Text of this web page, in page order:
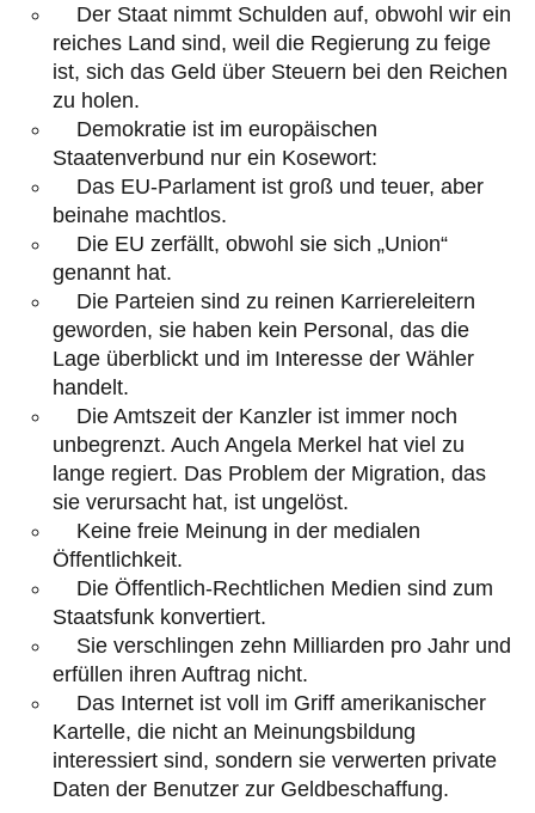
Der Staat nimmt Schulden auf, obwohl wir ein
reiches Land sind, weil die Regierung zu feige
ist, sich das Geld über Steuern bei den Reichen
zu holen.
Demokratie ist im europäischen
Staatenverbund nur ein Kosewort:
Das EU-Parlament ist groß und teuer, aber
beinahe machtlos.
Die EU zerfällt, obwohl sie sich „Union“
genannt hat.
Die Parteien sind zu reinen Karriereleitern
geworden, sie haben kein Personal, das die
Lage überblickt und im Interesse der Wähler
handelt.
Die Amtszeit der Kanzler ist immer noch
unbegrenzt. Auch Angela Merkel hat viel zu
lange regiert. Das Problem der Migration, das
sie verursacht hat, ist ungelöst.
Keine freie Meinung in der medialen
Öffentlichkeit.
Die Öffentlich-Rechtlichen Medien sind zum
Staatsfunk konvertiert.
Sie verschlingen zehn Milliarden pro Jahr und
erfüllen ihren Auftrag nicht.
Das Internet ist voll im Griff amerikanischer
Kartelle, die nicht an Meinungsbildung
interessiert sind, sondern sie verwerten private
Daten der Benutzer zur Geldbeschaffung.